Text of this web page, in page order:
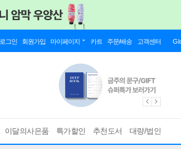
로그인 회원가입 마이페이지 카트 주문/배송 고객센터
이달의사은품 특가할인 추천도서 대량/법인